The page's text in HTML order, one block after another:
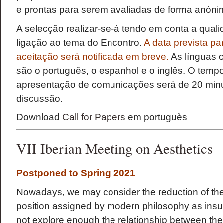
e prontas para serem avaliadas de forma
A selecção realizar-se-á tendo em conta a
ligação ao tema do Encontro. A data prevista
aceitação será notificada em breve. As línguas
são o português, o espanhol e o inglês. O
apresentação de comunicações será de 20
discussão.
Download Call for Papers em portuguès
VII Iberian Meeting on Aesthetics
Postponed to Spring 2021
Nowadays, we may consider the reduction of
position assigned by modern philosophy as
not explore enough the relationship between